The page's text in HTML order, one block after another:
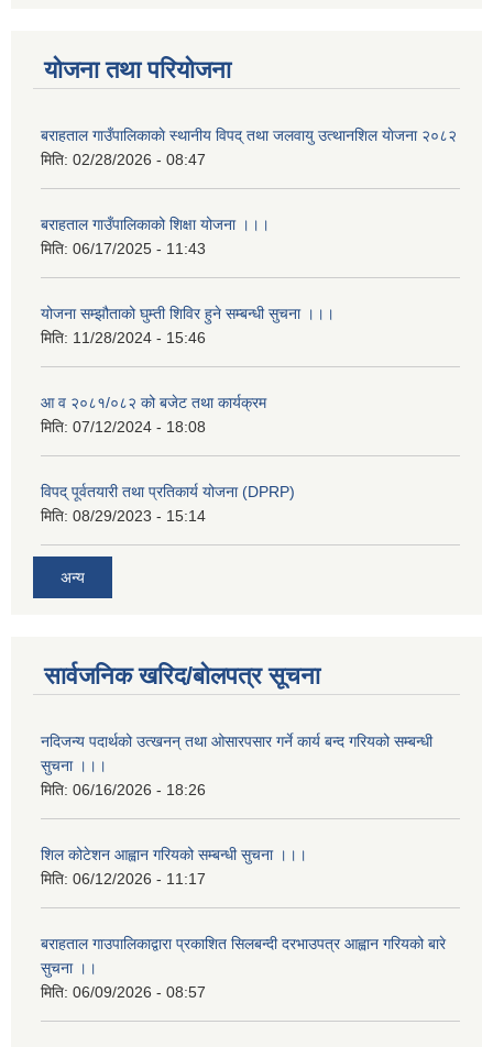
योजना तथा परियोजना
बराहताल गाउँपालिकाकाे स्थानीय विपद् तथा जलवायु उत्थानशिल याेजना २०८२
मिति: 02/28/2026 - 08:47
बराहताल गाउँपालिकाको शिक्षा योजना ।।।
मिति: 06/17/2025 - 11:43
योजना सम्झौताको घुम्ती शिविर हुने सम्बन्धी सुचना ।।।
मिति: 11/28/2024 - 15:46
आ व २०८१/०८२ को बजेट तथा कार्यक्रम
मिति: 07/12/2024 - 18:08
विपद् पूर्वतयारी तथा प्रतिकार्य योजना (DPRP)
मिति: 08/29/2023 - 15:14
अन्य
सार्वजनिक खरिद/बोलपत्र सूचना
नदिजन्य पदार्थको उत्खनन् तथा ओसारपसार गर्ने कार्य बन्द गरियको सम्बन्धी
सुचना ।।।
मिति: 06/16/2026 - 18:26
शिल कोटेशन आह्वान गरियको सम्बन्धी सुचना ।।।
मिति: 06/12/2026 - 11:17
बराहताल गाउपालिकाद्वारा प्रकाशित सिलबन्दी दरभाउपत्र आह्वान गरियको बारे
सुचना ।।
मिति: 06/09/2026 - 08:57